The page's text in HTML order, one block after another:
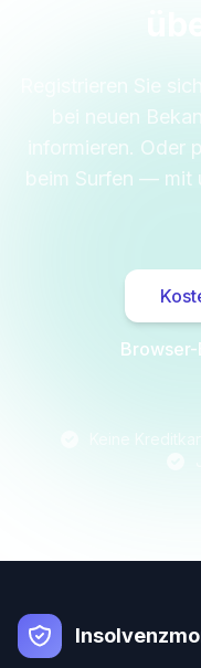
Registrieren Sie
bei neuen
informieren. Oder
beim Surfen — mit